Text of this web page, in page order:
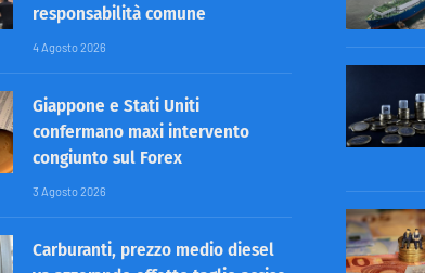
responsabilità comune
4 Agosto 2026
Giappone e Stati Uniti
confermano maxi intervento
congiunto sul Forex
3 Agosto 2026
Carburanti, prezzo medio diesel